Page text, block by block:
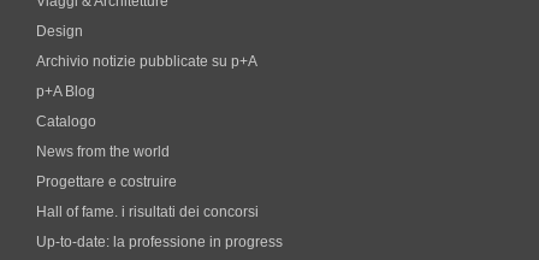
Design
Archivio notizie pubblicate su p+A
p+A Blog
Catalogo
News from the world
Progettare e costruire
Hall of fame. i risultati dei concorsi
Up-to-date: la professione in progress